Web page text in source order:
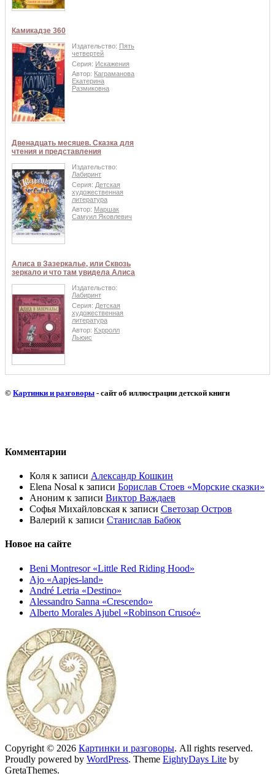
Камикадзе 360
Издательство: Пять
четвертей
Серия: Искажения
Автор: Каграманова
Екатерина
Размиковна
Двенадцать месяцев. Сказка для
чтения и представления
Издательство:
Лабиринт
Серия: Детская
художественная
литература
Автор: Маршак
Самуил Яковлевич
Алиса в Зазеркалье, или Сквозь
зеркало и что там увидела Алиса
Издательство:
Лабиринт
Серия: Детская
художественная
литература
Автор: Кэрролл
Льюис
© Картинки и разговоры - сайт об иллюстрации детской книги
Комментарии
Коля к записи Александр Кошкин
Elena Nosal к записи Борислав Стоев «Морские сказки»
Аноним к записи Виктор Важдаев
Софья Михайловская к записи Светозар Остров
Валерий к записи Станислав Бабюк
Новое на сайте
Beni Montresor «Little Red Riding Hood»
Ajo «Aapjes-land»
André Letria «Destino»
Alessandro Sanna «Crescendo»
Alberto Morales Ajubel «Robinson Crusoé»
Copyright © 2026 Картинки и разговоры. All rights reserved.
Proudly powered by WordPress. Theme EightyDays Lite by
GretaThemes.